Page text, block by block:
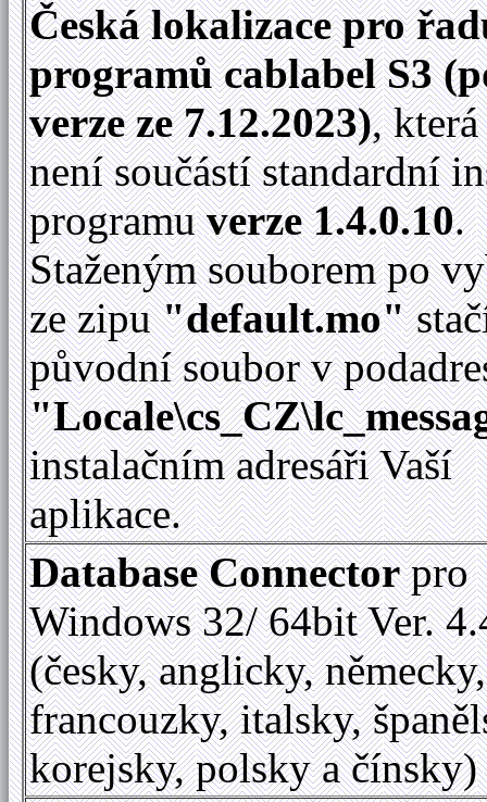
Česká lokalizace pro
programů cablabel S3
verze ze 7.12.2023),
není součástí standardní
programuverze 1.4.0.10.
Staženým souborem po
ze zipu"default.mo"
původní soubor v
instalačním adresáři Vaší
aplikace.
Database Connectorpro
Windows 32/ 64bit Ver.
(česky, anglicky, německy,
francouzky, italsky,
korejsky, polsky a čínsky)